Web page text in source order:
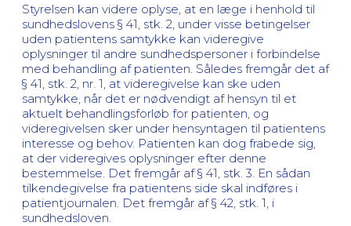
Styrelsen kan videre oplyse, at en læge i henhold til
sundhedslovens § 41, stk. 2, under visse betingelser
uden patientens samtykke kan videregive
oplysninger til andre sundhedspersoner i forbindelse
med behandling af patienten. Således fremgår det af
§ 41, stk. 2, nr. 1, at videregivelse kan ske uden
samtykke, når det er nødvendigt af hensyn til et
aktuelt behandlingsforløb for patienten, og
videregivelsen sker under hensyntagen til patientens
interesse og behov. Patienten kan dog frabede sig,
at der videregives oplysninger efter denne
bestemmelse. Det fremgår af § 41, stk. 3. En sådan
tilkendegivelse fra patientens side skal indføres i
patientjournalen. Det fremgår af § 42, stk. 1, i
sundhedsloven.